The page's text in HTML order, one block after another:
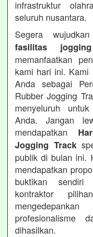
infrastruktur
seluruh nusantara.
Segera
fasilitas
memanfaatkan
kami hari ini. Kami
Anda sebagai
Rubber Jogging
menyeluruh
Anda. Jangan
mendapatkan
Jogging Track
publik di bulan ini.
mendapatkan
buktikan sendiri
kontraktor
profesionalisme
dihasilkan.